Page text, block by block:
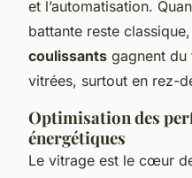
et l’automatisation.
battante reste
coulissants gagnent du
vitrées, surtout en rez-
Optimisation des
énergétiques
Le vitrage est le cœur